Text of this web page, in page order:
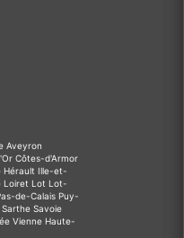
Aveyron
Côtes-d'Armor
Hérault Ille-et-
Loiret Lot Lot-
de-Calais Puy-
Sarthe Savoie
Vienne Haute-